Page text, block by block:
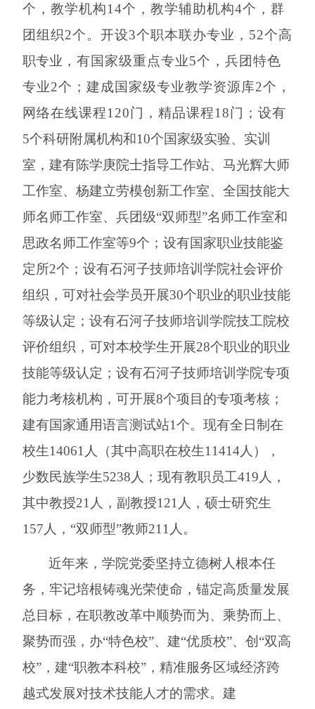
个，教学机构14个，教学辅助机构4个，群
团组织2个。开设3个职本联办专业，52个高
职专业 ，有国家级重点专业5个，兵团特色
专业2个；建成国家级专业教学资源库2个，
网络在线课程120门，精品课程18门；设有
5个科研附属机构和10个国家级实验、实训
室，建有陈学庚院士指导工作站、马光辉大师
工作室、杨建立劳模创新工作室、全国技能大
师名师工作室、兵团级“双师型”名师工作室和
思政名师工作室等9个；设有国家职业技能鉴
定所2个；设有石河子技师培训学院社会评价
组织 ，可对社会学员开展30个职业的职业技能
等级认定 ；设有石河子技师培训学院技工院校
评价组织，可对本校学生开展28个职业的职业
技能等级认定；设有石河子技师培训学院专项
能力考核机构，可开展8个项目的专项考核；
建有国家通用语言测试站1个。现有全日制在
校生14061 人 （其中高职在校生11414人 ），
少数民族学生5238 人；现有教职员工419 人，
其中教授21 人，副教授121人，硕士研究生
157人，“双师型”教师211人。
近年来 ，学院党委坚持立德树人根本任
务，牢记培根铸魂光荣使命，锚定高质量发展
总目标，在职教改革中顺势而为、乘势而上、
聚势而强，办“特色校”、建“优质校”、创“双高
校”，建“职教本科校”，精准服务 区域经济跨
越式发展对技术技能人才的需求。建